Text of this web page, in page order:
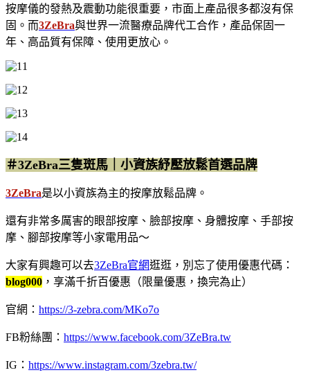
按摩儀的發熱及震動功能很重要，市面上產品很多都沒有保
固。而3ZeBra與世界一流醫療品牌代工合作，產品保固一
年、高品質有保障、使用更放心。
＃3ZeBra三隻斑馬｜小資族紓壓放鬆首選品牌
3ZeBra是以小資族為主的按摩放鬆品牌。
還有非常多厲害的眼部按摩、臉部按摩、身體按摩、手部按
摩、腳部按摩等小家電用品～
大家有興趣可以去3ZeBra官網逛逛，別忘了使用優惠代碼：
blog000 ，享滿千折百優惠 （限量優惠，換完為止）
官網： https://3-zebra.com/MKo7o
FB粉絲團： https://www.facebook.com/3ZeBra.tw
IG： https://www.instagram.com/3zebra.tw/